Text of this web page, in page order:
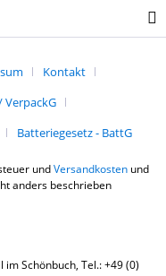
Kontakt
Batteriegesetz - BattG
undVersandkostenund
anders beschrieben
Schönbuch, Tel.: +49 (0)